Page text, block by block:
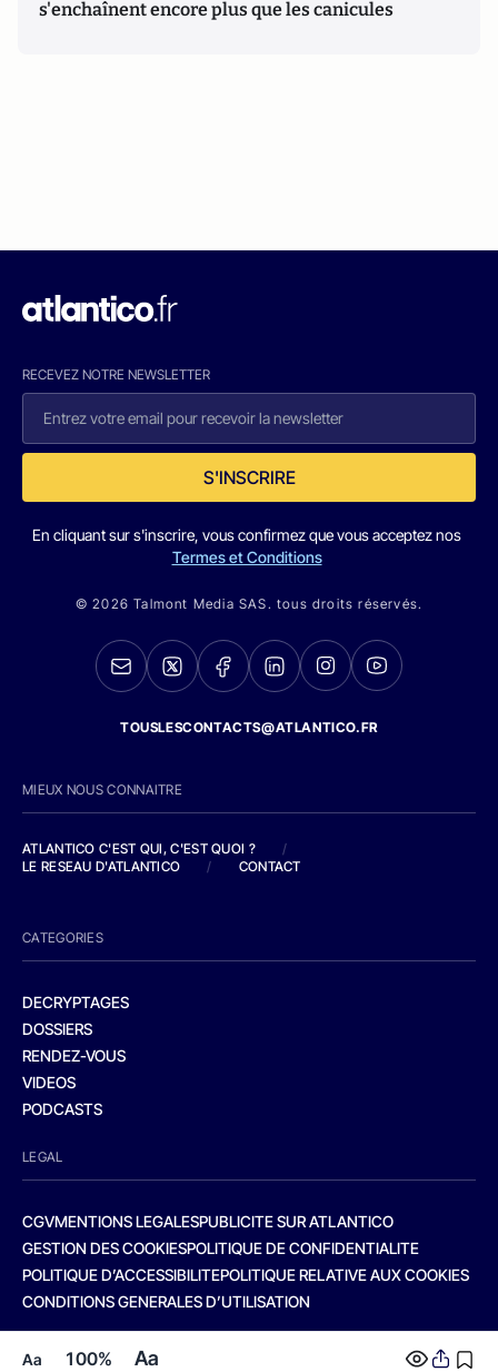
Aa 100% Aa
s'enchaînent encore plus que les canicules
RECEVEZ NOTRE NEWSLETTER
S'INSCRIRE
En cliquant sur s'inscrire, vous confirmez que vous acceptez nos
Termes et Conditions
© 2026 Talmont Media SAS. tous droits réservés.
TOUSLESCONTACTS@ATLANTICO.FR
MIEUX NOUS CONNAITRE
ATLANTICO C'EST QUI, C'EST QUOI ?
/
LE RESEAU D'ATLANTICO
/ CONTACT
CATEGORIES
DECRYPTAGES
DOSSIERS
RENDEZ-VOUS
VIDEOS
PODCASTS
LEGAL
CGVMENTIONS LEGALESPUBLICITE SUR ATLANTICO
GESTION DES COOKIESPOLITIQUE DE CONFIDENTIALITE
POLITIQUE D’ACCESSIBILITEPOLITIQUE RELATIVE AUX COOKIES
CONDITIONS GENERALES D’UTILISATION